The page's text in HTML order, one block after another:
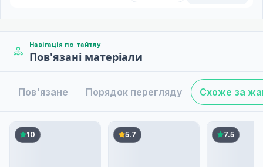
Навігація по тайтлу
Пов'язані матеріали
Пов'язане Порядок перегляду Схоже за
10 5.7 7.5